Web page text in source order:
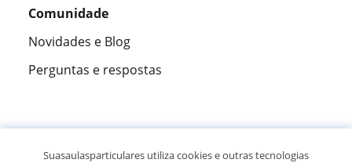
Comunidade
Novidades e Blog
Perguntas e respostas
Suasaulasparticulares utiliza cookies e outras tecnologias